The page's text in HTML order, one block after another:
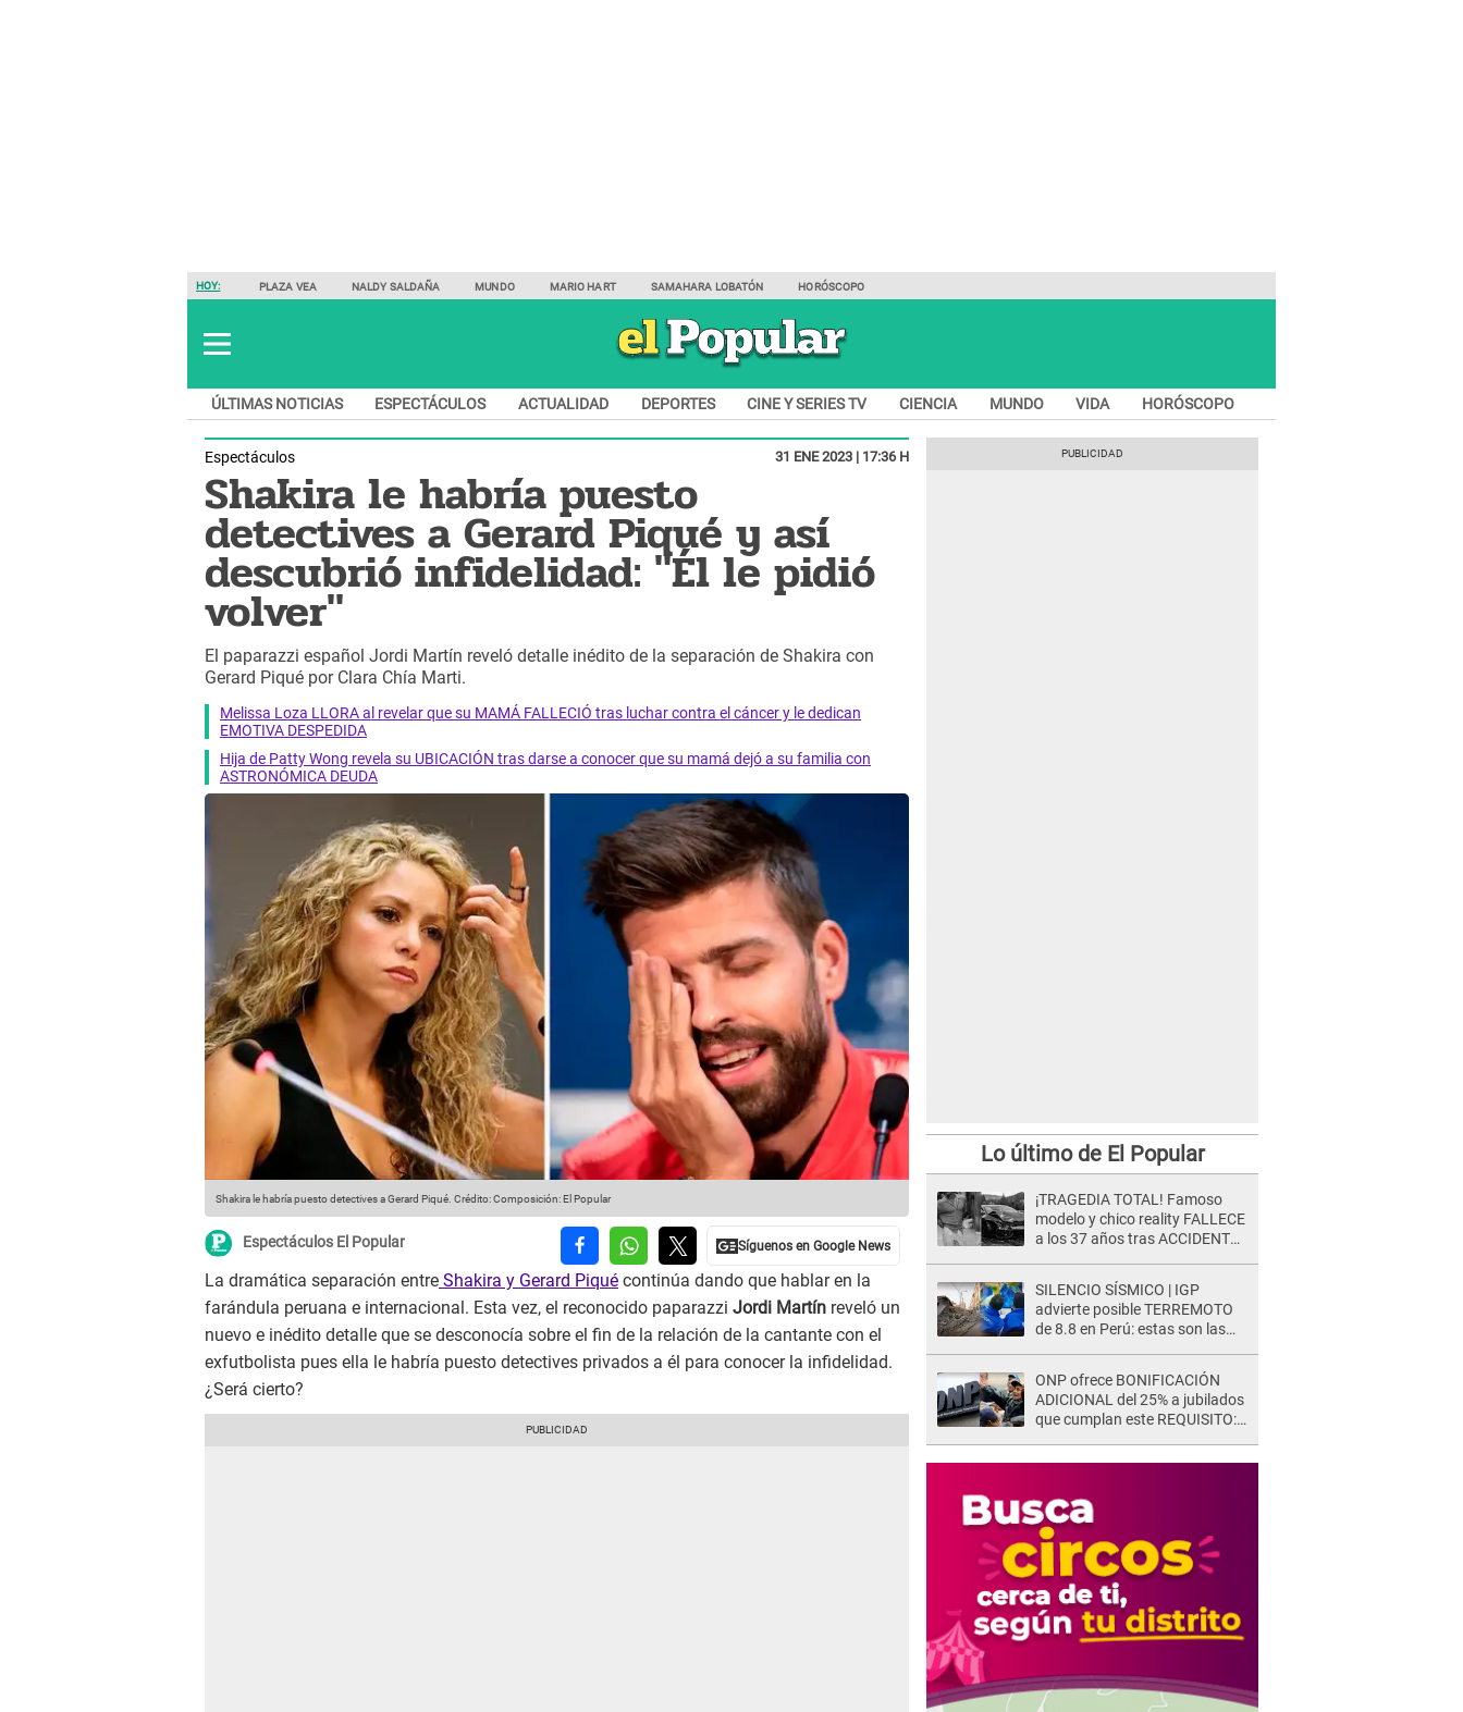
HOY: PLAZA VEA NALDY SALDAÑA MUNDO MARIO HART SAMAHARA LOBATÓN HORÓSCOPO
ÚLTIMAS NOTICIAS ESPECTÁCULOS ACTUALIDAD DEPORTES CINE Y SERIES TV CIENCIA MUNDO VIDA HORÓSCOPO
Espectáculos 31 ENE 2023 | 17:36 H
Shakira le habría puesto
detectives a Gerard Piqué y así
descubrió infidelidad: "Él le pidió
volver"
El paparazzi español Jordi Martín reveló detalle inédito de la separación de Shakira con
Gerard Piqué por Clara Chía Marti.
Melissa Loza LLORA al revelar que su MAMÁ FALLECIÓ tras luchar contra el cáncer y le dedican
EMOTIVA DESPEDIDA
Hija de Patty Wong revela su UBICACIÓN tras darse a conocer que su mamá dejó a su familia con
ASTRONÓMICA DEUDA
Shakira le habría puesto detectives a Gerard Piqué. Crédito: Composición: El Popular
Espectáculos El Popular
La dramática separación entre Shakira y Gerard Piqué continúa dando que hablar en la
farándula peruana e internacional. Esta vez, el reconocido paparazzi Jordi Martín reveló un
nuevo e inédito detalle que se desconocía sobre el fin de la relación de la cantante con el
exfutbolista pues ella le habría puesto detectives privados a él para conocer la infidelidad.
¿Será cierto?
Lo último de El Popular
¡TRAGEDIA TOTAL! Famoso
modelo y chico reality FALLECE
a los 37 años tras ACCIDENTE
SILENCIO SÍSMICO | IGP
advierte posible TERREMOTO
de 8.8 en Perú: estas son las
ONP ofrece BONIFICACIÓN
ADICIONAL del 25% a jubilados
que cumplan este REQUISITO: